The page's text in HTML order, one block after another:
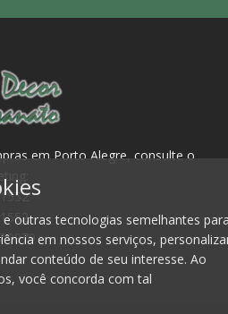
em Porto Alegre, consulte o
outras tecnologias semelhantes para
em nossos serviços,
conteúdo de seu interesse. Ao
você concorda com tal